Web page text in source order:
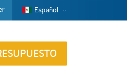
Español